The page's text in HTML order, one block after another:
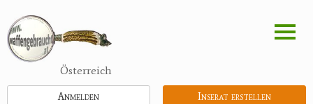
zum
Inhalt
Österreich
Inserat erstellen
Anmelden